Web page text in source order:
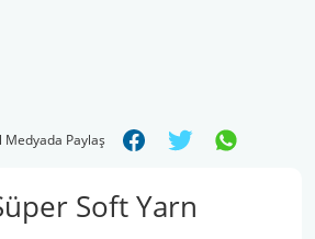
Medyada Paylaş
Soft Yarn